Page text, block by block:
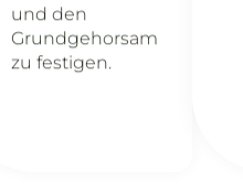
und den
Grundgehorsam
zu festigen.